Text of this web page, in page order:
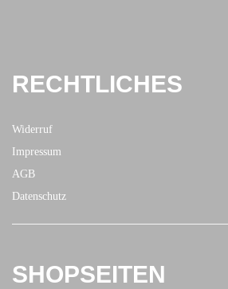
RECHTLICHES
Widerruf
Impressum
AGB
Datenschutz
SHOPSEITEN